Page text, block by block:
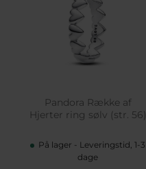
Pandora Række af
Hjerter ring sølv (str. 56)
På lager - Leveringstid, 1-3
dage